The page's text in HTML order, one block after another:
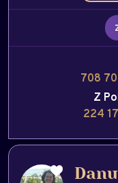
708
Z
224